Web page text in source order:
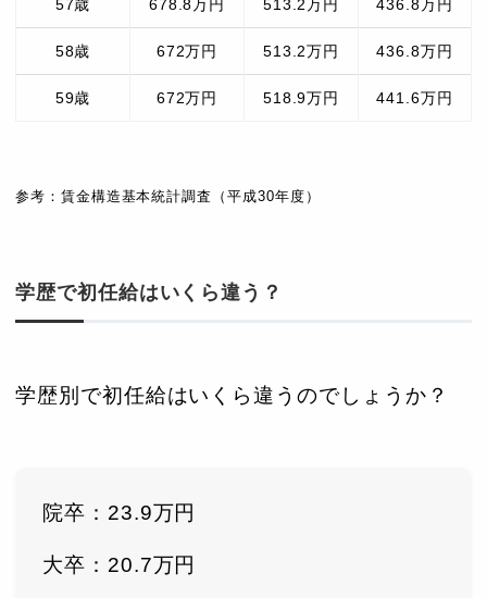
57歳 678.8万円 513.2万円 436.8万円
58歳 672万円 513.2万円 436.8万円
59歳 672万円 518.9万円 441.6万円
参考：賃金構造基本統計調査（平成30年度）
学歴で初任給はいくら違う？
学歴別で初任給はいくら違うのでしょうか？
院卒：23.9万円
大卒：20.7万円